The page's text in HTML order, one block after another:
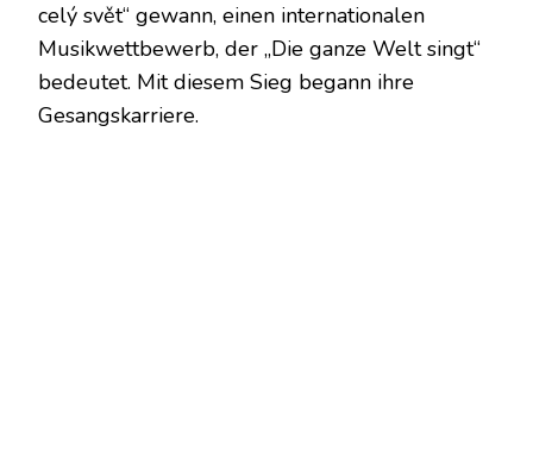
celý svět“ gewann, einen internationalen
Musikwettbewerb, der „Die ganze Welt singt“
bedeutet. Mit diesem Sieg begann ihre
Gesangskarriere.